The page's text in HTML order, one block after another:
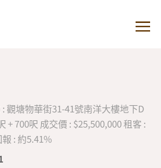
觀塘物華街31-41號南洋大樓地下D
+ 700呎 成交價 : $25,500,000 租客 :
: 約5.41%